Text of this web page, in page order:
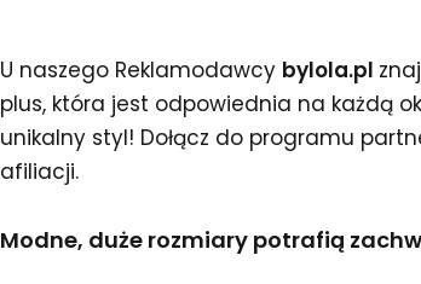
U naszego Reklamodawcy bylola.pl
plus, która jest odpowiednia na każdą
unikalny styl! Dołącz do programu
afiliacji.
Modne, duże rozmiary potrafią